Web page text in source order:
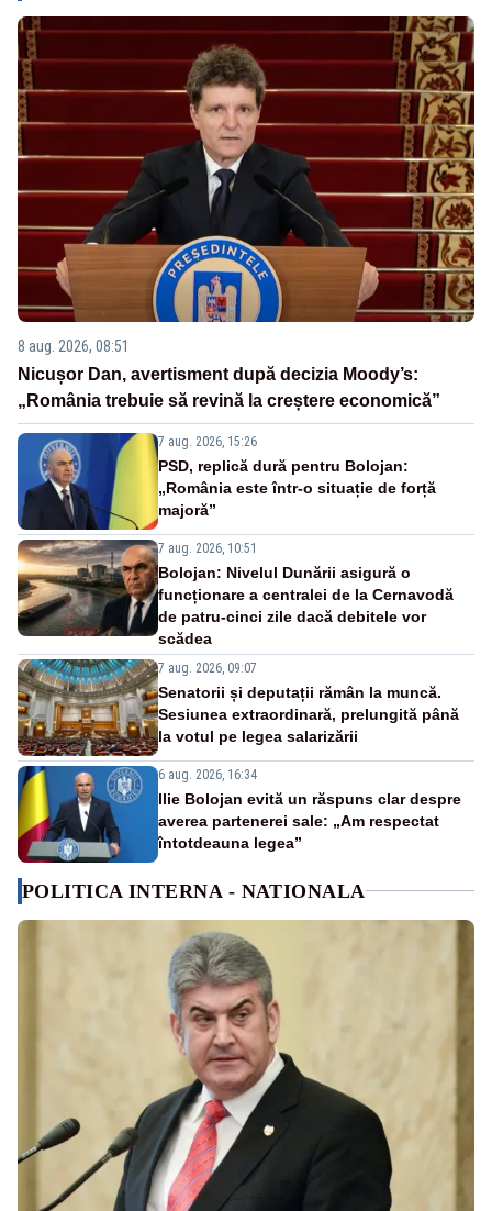
8 aug. 2026, 08:51
Nicușor Dan, avertisment după decizia Moody’s:
„România trebuie să revină la creștere economică”
7 aug. 2026, 15:26
PSD, replică dură pentru Bolojan:
„România este într-o situație de forță
majoră”
7 aug. 2026, 10:51
Bolojan: Nivelul Dunării asigură o
funcționare a centralei de la Cernavodă
de patru-cinci zile dacă debitele vor
scădea
7 aug. 2026, 09:07
Senatorii și deputații rămân la muncă.
Sesiunea extraordinară, prelungită până
la votul pe legea salarizării
6 aug. 2026, 16:34
Ilie Bolojan evită un răspuns clar despre
averea partenerei sale: „Am respectat
întotdeauna legea”
POLITICA INTERNA - NATIONALA